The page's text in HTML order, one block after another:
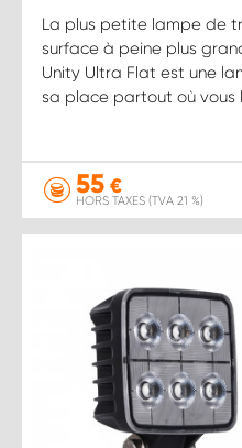
La plus petite lampe de
surface à peine plus
Unity Ultra Flat est une
sa place partout où vous
55 €
HORS TAXES (TVA 21 %)